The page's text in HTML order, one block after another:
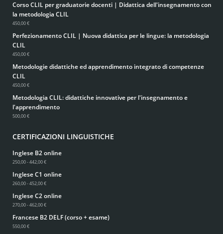
Corso CLIL per graduatorie docenti | Didattica dell'insegnamento con
la metodologia CLIL
450,00 €
Perfezionamento CLIL | Nuova didattica per le lingue: la metodologia
CLIL
450,00 €
Metodologie didattiche ed apprendimento integrato di competenze
CLIL
450,00 €
Metodologia CLIL: didattiche innovative per l'insegnamento e
l'apprendimento
500,00 €
CERTIFICAZIONI LINGUISTICHE
Inglese B2 online
250,00 - 442,00 €
Inglese C1 online
260,00 - 452,00 €
Inglese C2 online
270,00 - 462,00 €
Francese B2 DELF (corso + esame)
550,00 €